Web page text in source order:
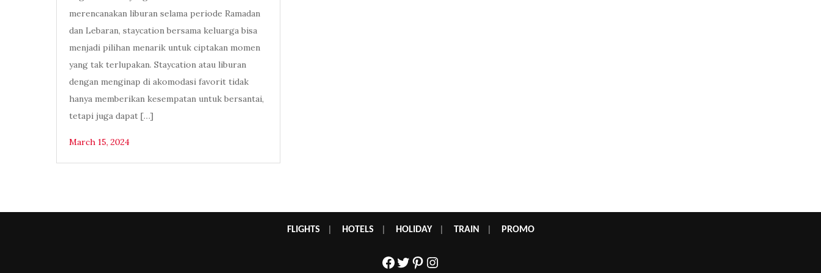
merencanakan liburan selama periode Ramadan
dan Lebaran, staycation bersama keluarga bisa
menjadi pilihan menarik untuk ciptakan momen
yang tak terlupakan. Staycation atau liburan
dengan menginap di akomodasi favorit tidak
hanya memberikan kesempatan untuk bersantai,
tetapi juga dapat […]
March 15, 2024
FLIGHTS HOTELS HOLIDAY| TRAIN PROMO
Facebook
Twitter
Pinterest
Instagram